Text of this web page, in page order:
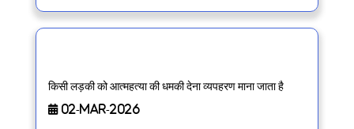
किसी लड़की को आत्महत्या की धमकी देना व्यपहरण माना जाता है
02-Mar-2026